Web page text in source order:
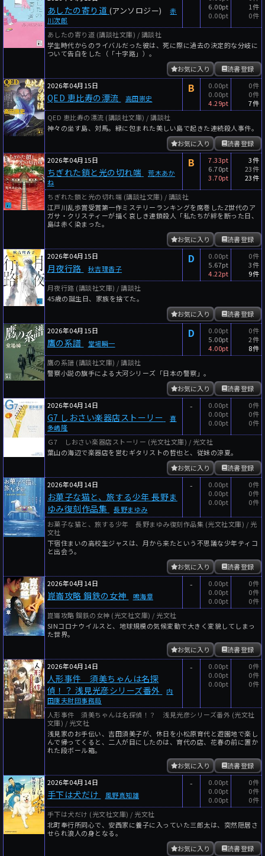
あしたの寄り道 (アンソロジー)
赤
川次郎
6.00pt
0.00pt
1件
0件
あしたの寄り道 (講談社文庫) / 講談社
学生時代からのライバルだった彼は、死に際に過去の決定的な分岐に
ついて告白をした（「十字路」）。
読書登録
お気に入り
2026年04月15日
QED 恵比寿の漂流 高田崇史
B
0.00pt
0.00pt
4.29pt
0件
0件
7件
QED 恵比寿の漂流 (講談社文庫) / 講談社
神々の坐す島、対馬。緑に包まれた美しい島で起きた連続殺人事件。
読書登録
お気に入り
2026年04月15日
ちぎれた鎖と光の切れ端
荒木あか
ね
B
7.33pt
6.70pt
3.70pt
3件
23件
23件
ちぎれた鎖と光の切れ端 (講談社文庫) / 講談社
江戸川乱歩賞受賞第一作ミステリーランキングを席巻したZ世代のア
ガサ・クリスティーが描く哀しき連鎖殺人「私たちが絆を断った日、
島は赤く染まった。
読書登録
お気に入り
2026年04月15日
月夜行路 秋吉理香子
D
0.00pt
5.67pt
4.22pt
0件
3件
9件
月夜行路 (講談社文庫) / 講談社
45歳の誕生日、家族を捨てた。
読書登録
お気に入り
2026年04月15日
鷹の系譜 堂場瞬一
D
0.00pt
5.00pt
4.00pt
0件
2件
8件
鷹の系譜 (講談社文庫) / 講談社
警察小説の旗手による大河シリーズ「日本の警察」。
読書登録
お気に入り
2026年04月14日
G7 しおさい楽器店ストーリー
喜
多嶋隆
-
0.00pt
0.00pt
0.00pt
0件
0件
0件
Ｇ7 しおさい楽器店ストーリー (光文社文庫) / 光文社
葉山の海辺で楽器店を営むギタリストの哲也と、従妹の涼夏。
読書登録
お気に入り
2026年04月14日
お菓子な猫と、旅する少年 長野ま
ゆみ復刻作品集
長野まゆみ
-
0.00pt
0.00pt
0.00pt
0件
0件
0件
お菓子な猫と、旅する少年 長野まゆみ復刻作品集 (光文社文庫) / 光
文社
下宿住まいの高校生ジャスは、月から来たという不思議な少年ティコ
と出会う。
読書登録
お気に入り
2026年04月14日
崑崙攻略 鋼鉄の女神 鳴海章
-
0.00pt
0.00pt
0.00pt
0件
0件
0件
崑崙攻略 鋼鉄の女神 (光文社文庫) / 光文社
SINコロナウイルスと、地球規模の気候変動で大きく変貌してしまっ
た世界。
読書登録
お気に入り
2026年04月14日
人形事件 須美ちゃんは名探
偵！？ 浅見光彦シリーズ番外
内
田康夫財団事務局
-
0.00pt
0.00pt
0.00pt
0件
0件
0件
人形事件 須美ちゃんは名探偵！？ 浅見光彦シリーズ番外 (光文社
文庫) / 光文社
浅見家のお手伝い、吉田須美子が、休日を小松原育代と遊園地で楽し
んで帰ってくると、二人が目にしたのは、育代の店、花春の前に置か
れた段ボール箱。
読書登録
お気に入り
2026年04月14日
手下は犬だけ 風野真知雄
-
0.00pt
0.00pt
0.00pt
0件
0件
0件
手下は犬だけ (光文社文庫) / 光文社
北町奉行所同心で、安西家に養子に入っていた三郎太は、突然隠居さ
せられ浪人の身となる。
読書登録
お気に入り